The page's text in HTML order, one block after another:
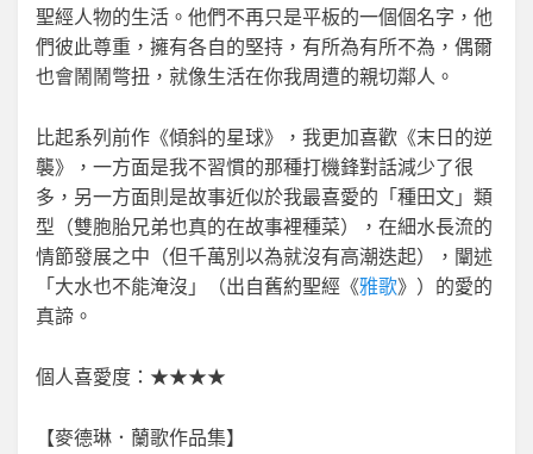
聖經人物的生活。他們不再只是平板的一個個名字，他
們彼此尊重，擁有各自的堅持，有所為有所不為，偶爾
也會鬧鬧彆扭，就像生活在你我周遭的親切鄰人。
比起系列前作《傾斜的星球》，我更加喜歡《末日的逆
襲》，一方面是我不習慣的那種打機鋒對話減少了很
多，另一方面則是故事近似於我最喜愛的「種田文」類
型（雙胞胎兄弟也真的在故事裡種菜），在細水長流的
情節發展之中（但千萬別以為就沒有高潮迭起），闡述
「大水也不能淹沒」（出自舊約聖經《雅歌》）的愛的
真諦。
個人喜愛度：★★★★
【麥德琳．蘭歌作品集】